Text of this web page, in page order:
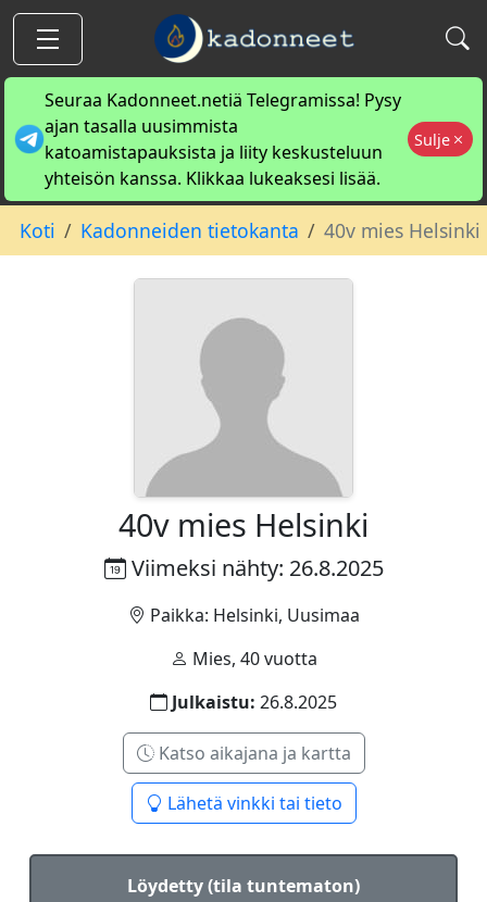
Seuraa Kadonneet.netiä Telegramissa! Pysy
ajan tasalla uusimmista
katoamistapauksista ja liity keskusteluun
yhteisön kanssa. Klikkaa lukeaksesi lisää.
Sulje
Koti Kadonneiden tietokanta 40v mies Helsinki
40v mies Helsinki
Viimeksi nähty: 26.8.2025
Paikka: Helsinki, Uusimaa
Mies, 40 vuotta
Julkaistu: 26.8.2025
Katso aikajana ja kartta
Lähetä vinkki tai tieto
Löydetty (tila tuntematon)